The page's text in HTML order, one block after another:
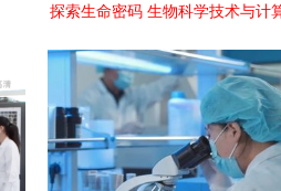
探索生命密码 生物科学技术与计